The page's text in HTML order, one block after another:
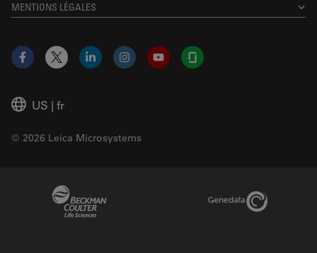
MENTIONS LÉGALES
US | fr
© 2026 Leica Microsystems
Facebook
X LinkedInInstagramYouTubeGlassdoor
Genedata Link